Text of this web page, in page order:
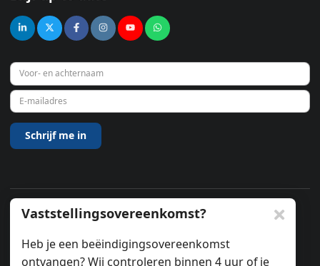
Vaststellingsovereenkomst?
Heb je een beëindigingsovereenkomst
ontvangen? Wij controleren binnen 4 uur of je